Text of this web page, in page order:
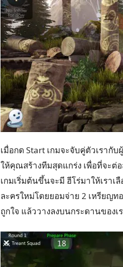
เมื่อกด Start เกมจะจับคู่ตัวเรากั
ให้คุณสร้างทีมสุดแกร่ง เพื่อที่จะต่
เกมเริ่มต้นขึ้นจะมี ฮีโร่มาให้เรา
ละครใหม่โดยยอมจ่าย 2 เหรียญท
ถูกใจ แล้ววางลงบนกระดานของเ